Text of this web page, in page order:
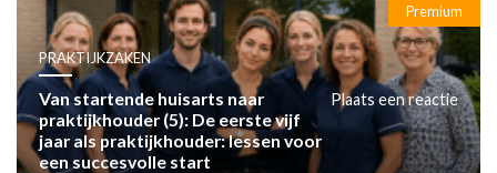
Premium
PRAKTIJKZAKEN
Van startende huisarts naar
praktijkhouder (5): De eerste vijf
jaar als praktijkhouder: lessen voor
een succesvolle start
Plaats een reactie